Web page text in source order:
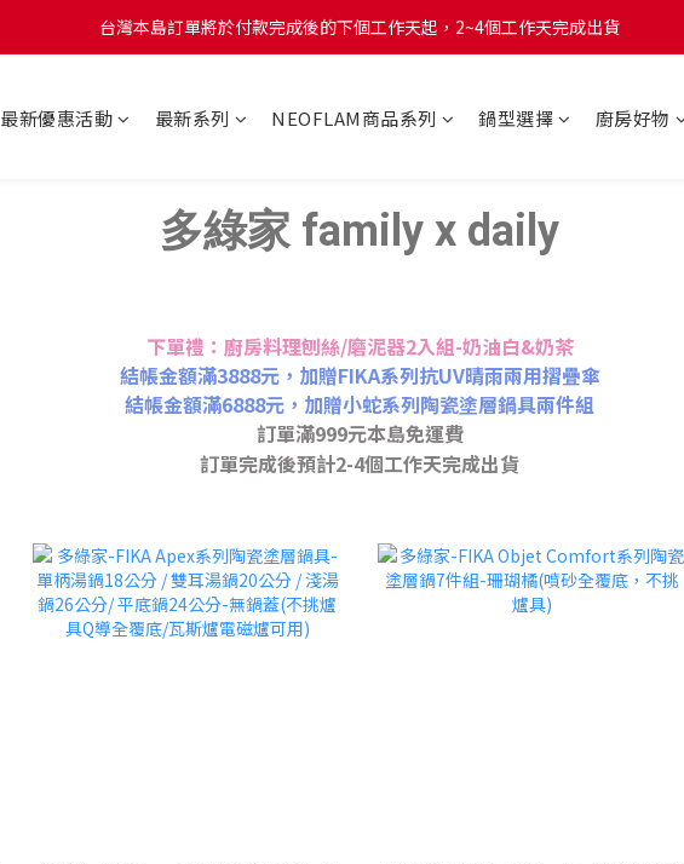
台灣本島訂單將於付款完成後的下個工作天起，2~4個工作天完成出貨
台灣本島訂單將於付款完成後的下個工作天起，2~4個工作天完成出貨
台灣本島訂單將於付款完成後的下個工作天起，2~4個工作天完成出貨
最新優惠活動 最新系列 NEOFLAM商品系列 鍋型選擇 廚房好物
多綠家 family x daily
下單禮：廚房料理刨絲/磨泥器2入組-奶油白&奶茶
結帳金額滿3888元，加贈FIKA系列抗UV晴雨兩用摺疊傘
結帳金額滿6888元，加贈小蛇系列陶瓷塗層鍋具兩件組
訂單滿999元本島免運費
訂單完成後預計2-4個工作天完成出貨